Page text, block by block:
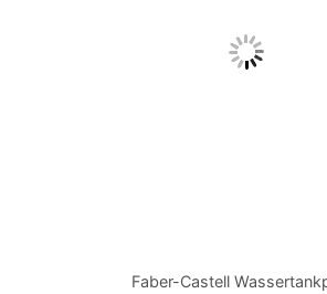
Faber-Castell